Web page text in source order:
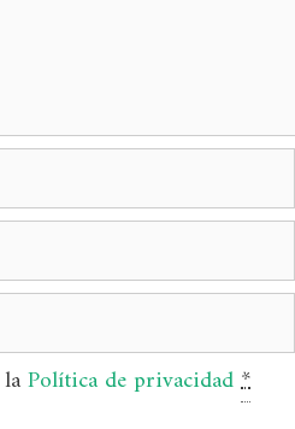
Política de privacidad*